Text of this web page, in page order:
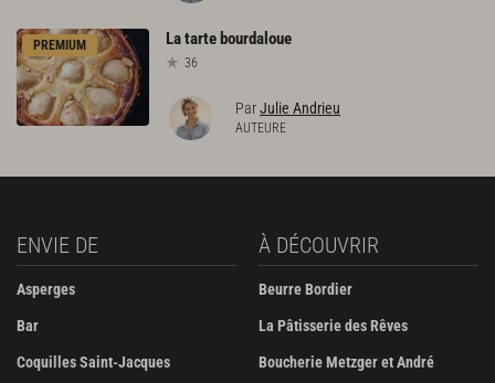
PREMIUM Latarte bourdaloue
36
ParJulie Andrieu
AUTEURE
ENVIE DE
Asperges
Bar
Coquilles Saint-Jacques
À DÉCOUVRIR
Beurre Bordier
La Pâtisserie des Rêves
Boucherie Metzger et André